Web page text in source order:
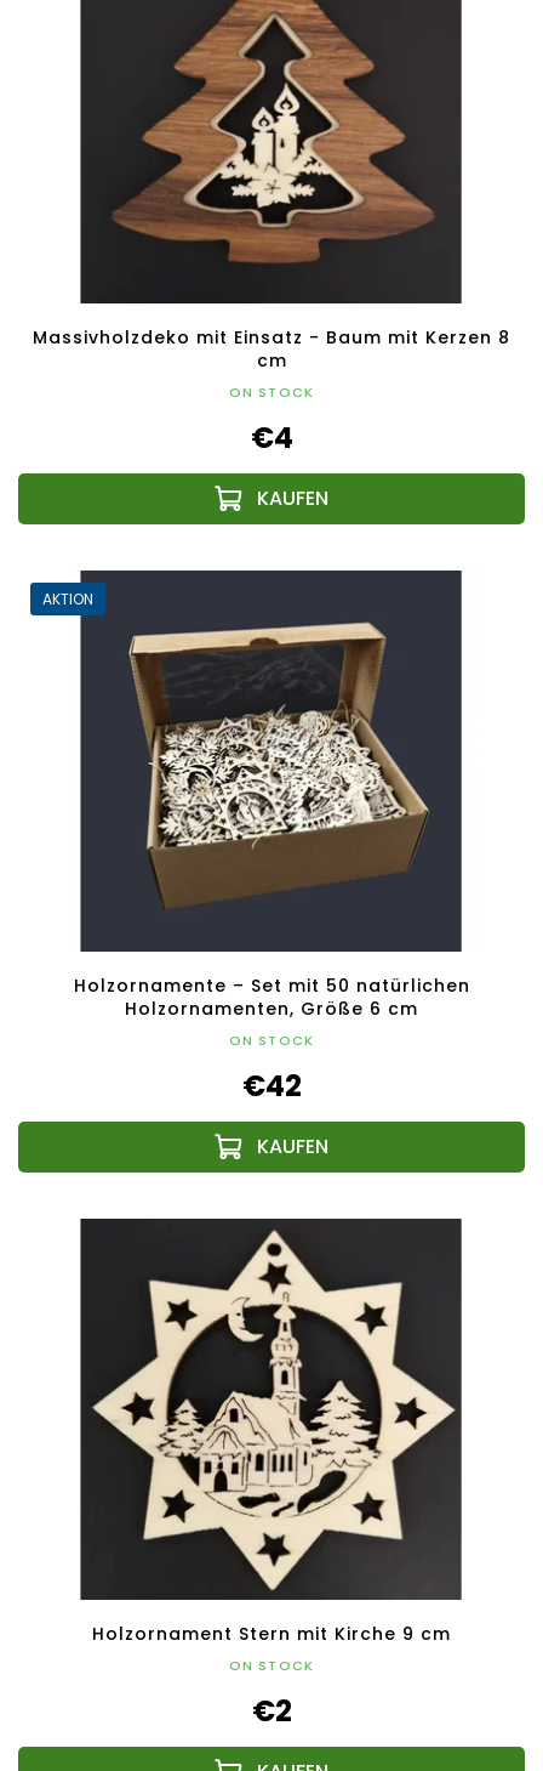
Massivholzdeko mit Einsatz - Baum mit Kerzen 8
cm
ON STOCK
€4
AKTION
Holzornamente – Set mit 50 natürlichen
Holzornamenten, Größe 6 cm
ON STOCK
€42
Holzornament Stern mit Kirche 9 cm
ON STOCK
€2